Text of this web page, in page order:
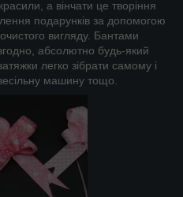
а вінчати це творіння
подарунків за допомогою
вигляду. Бантами
абсолютно будь-який
легко зібрати самому і
машину тощо.